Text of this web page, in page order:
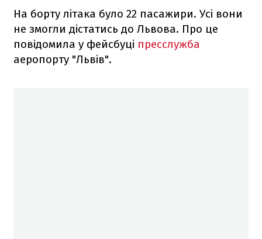
На борту літака було 22 пасажири. Усі вони
не змогли дістатись до Львова. Про це
повідомила у фейсбуці пресслужба
аеропорту "Львів".